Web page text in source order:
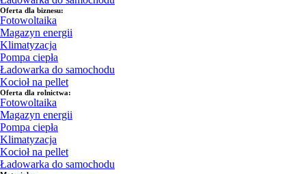
Oferta dla biznesu:
Fotowoltaika
Magazyn energii
Klimatyzacja
Pompa ciepła
Ładowarka do samochodu
Kocioł na pellet
Oferta dla rolnictwa:
Fotowoltaika
Magazyn energii
Pompa ciepła
Klimatyzacja
Kocioł na pellet
Ładowarka do samochodu